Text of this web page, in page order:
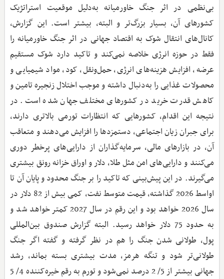
بی‌نظمی در اثر جنگ خاورمیانه به‌دلیل موقعیت استراتژیک
کشورهای آن، بسیار بزرگ‌تر و البته، بیشتر است. این گزارش،
کانال‌های انتقال شوک به اقتصاد جهانی در اثر جنگ خاورمیانه را
فقط در حوزه انرژی خلاصه نمی‌کند و تاکید دارد شوک مستقیم
عرضه، افزایش هزینه‌های انرژی، حمل‌ونقل، کود، مواد شیمیایی و
محصولات غذایی را به‌دنبال داشته و موجب اختلال زنجیره تامین و
کاهش قدرت خرید در کشورهای مختلف جهان شده است. در
نتیجه این اقدام، کشورهایی که انتظارات تورمی بالاتری دارند،
برای جبران زیان اجتماعی، دستمزدها را افزایش می‌دهند و متعاقب
آن، در بازارهای مالی، سرمایه‌گذاران از دارایی‌های پرخطر دوری
می‌کنند و دارایی‌های امن مثل طلا، دلار و اوراق خزانه رونق بیشتری
می‌گیرند. در این پیش‌بینی که تاکید را بر جنگ محدود و پایان آن تا
اواسط 2026 گذاشته، قیمت متوسط نفت، کمی بیش از 82 دلار در
سال 2026 خواهد بود و این رقم در سال 2027 کمتر خواهد شد و
به حدود 75 دلار خواهد رسید. البته گزارش صندوق بین‌المللی
پول، طولانی شدن جنگ را هم در نظر گرفته و گفته اگر جنگ
طولانی‌تر شود و تنگه هرمز، مدت بیشتری بسته بماند، رشد
جهانی بیشتر از 5/ 2 درصد نمی‌شود و تورم به رقم خیره‌کننده 4/ 5